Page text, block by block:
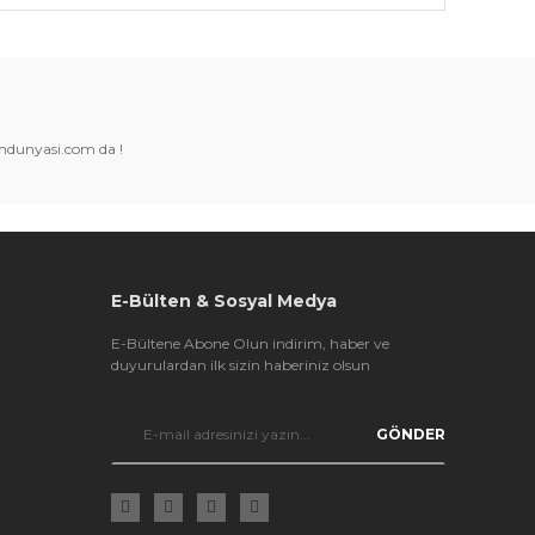
tarafımıza iletebilirsiniz.
da !
E-Bülten & Sosyal Medya
E-Bültene Abone Olun indirim, haber ve
duyurulardan ilk sizin haberiniz olsun
GÖNDER